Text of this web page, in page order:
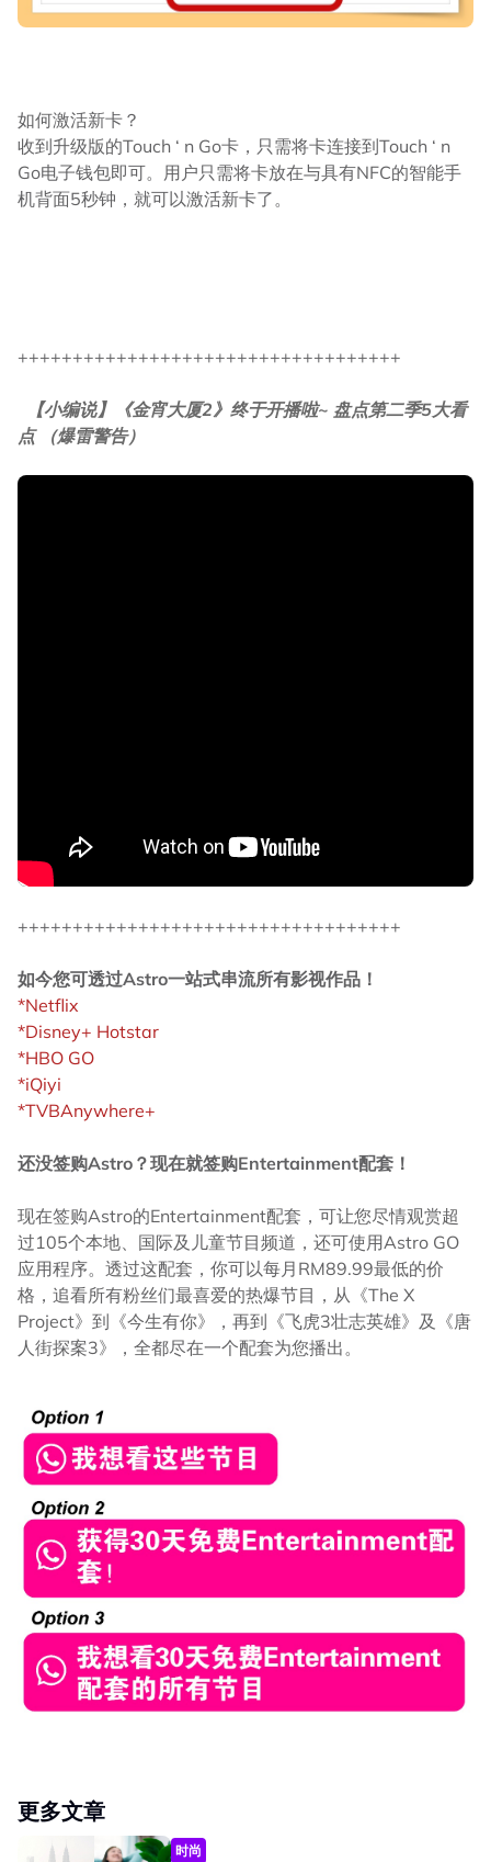
如何激活新卡？
收到升级版的Touch ‘ n Go卡，只需将卡连接到Touch ‘ n
Go电子钱包即可。用户只需将卡放在与具有NFC的智能手
机背面5秒钟，就可以激活新卡了。
+++++++++++++++++++++++++++++++++++
【小编说】《金宵大厦2》终于开播啦~ 盘点第二季5大看
点 （爆雷警告）
+++++++++++++++++++++++++++++++++++
如今您可透过Astro一站式串流所有影视作品！
*Netflix
*Disney+ Hotstar
*HBO GO
*iQiyi
*TVBAnywhere+
还没签购Astro？现在就签购Entertainment配套！
现在签购Astro的Entertainment配套，可让您尽情观赏超
过105个本地、国际及儿童节目频道，还可使用Astro GO
应用程序。透过这配套，你可以每月RM89.99最低的价
格，追看所有粉丝们最喜爱的热爆节目，从《The X
Project》到《今生有你》，再到《飞虎3壮志英雄》及《唐
人街探案3》，全都尽在一个配套为您播出。
更多文章
时尚